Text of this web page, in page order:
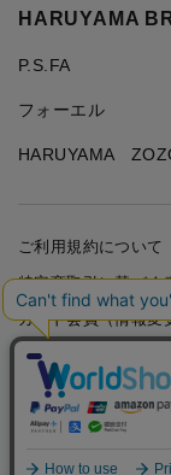
HARUYAMA
P.S.FA
フォーエル
HARUYAMA
ご利用規約について
特定商取引に基づく
カード会員（情報変